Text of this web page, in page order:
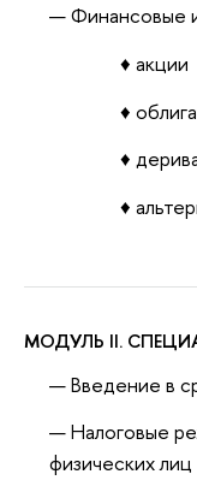
Финансовые
♦ акции
♦
♦
♦
МОДУЛЬ II.
Введение в
Налоговые
физических лиц